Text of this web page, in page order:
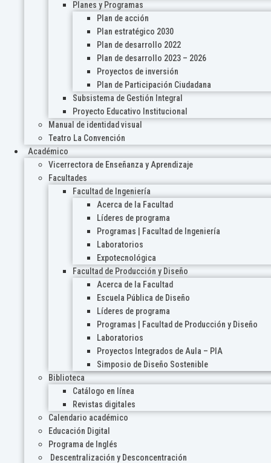
Planes y Programas
Plan de acción
Plan estratégico 2030
Plan de desarrollo 2022
Plan de desarrollo 2023 – 2026
Proyectos de inversión
Plan de Participación Ciudadana
Subsistema de Gestión Integral
Proyecto Educativo Institucional
Manual de identidad visual
Teatro La Convención
Académico
Vicerrectora de Enseñanza y Aprendizaje
Facultades
Facultad de Ingeniería
Acerca de la Facultad
Líderes de programa
Programas | Facultad de Ingeniería
Laboratorios
Expotecnológica
Facultad de Producción y Diseño
Acerca de la Facultad
Escuela Pública de Diseño
Líderes de programa
Programas | Facultad de Producción y Diseño
Laboratorios
Proyectos Integrados de Aula – PIA
Simposio de Diseño Sostenible
Biblioteca
Catálogo en línea
Revistas digitales
Calendario académico
Educación Digital
Programa de Inglés
Descentralización y Desconcentración